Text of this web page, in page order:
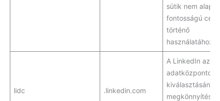
sütik nem
fontosságú
történő
használatához.
lidc .linkedin.com
A LinkedIn az
adatközpontok
kiválasztásának
megkönnyítése